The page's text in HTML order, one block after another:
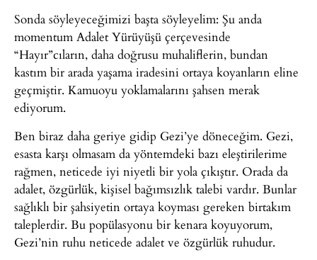
Sonda söyleyeceğimizi başta söyleyelim: Şu anda
momentum Adalet Yürüyüşü çerçevesinde
“Hayır”cıların, daha doğrusu muhaliflerin, bundan
kastım bir arada yaşama iradesini ortaya koyanların eline
geçmiştir. Kamuoyu yoklamalarını şahsen merak
ediyorum.
Ben biraz daha geriye gidip Gezi’ye döneceğim. Gezi,
esasta karşı olmasam da yöntemdeki bazı eleştirilerime
rağmen, neticede iyi niyetli bir yola çıkıştır. Orada da
adalet, özgürlük, kişisel bağımsızlık talebi vardır. Bunlar
sağlıklı bir şahsiyetin ortaya koyması gereken birtakım
taleplerdir. Bu popülasyonu bir kenara koyuyorum,
Gezi’nin ruhu neticede adalet ve özgürlük ruhudur.